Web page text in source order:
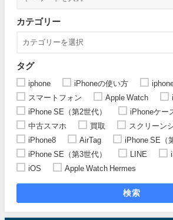
カテゴリー
タグ
iphone iPhoneの使い方
スマートフォン
Apple Watch
iPhone SE（第2世代）
iPhoneケー
中古スマホ
買取
スクリーン
iPhone8
AirTag
iPhone SE（
iPhone SE（第3世代）
LINE
iOS
Apple Watch Hermes
検索